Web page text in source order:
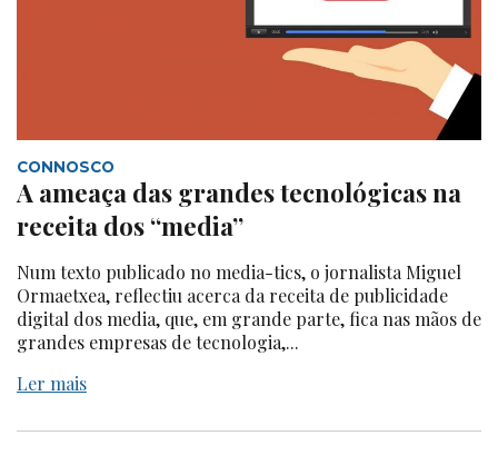
CONNOSCO
A ameaça das grandes tecnológicas na
receita dos “media”
Num texto publicado no media-tics, o jornalista Miguel
Ormaetxea, reflectiu acerca da receita de publicidade
digital dos media, que, em grande parte, fica nas mãos de
grandes empresas de tecnologia,...
Ler mais